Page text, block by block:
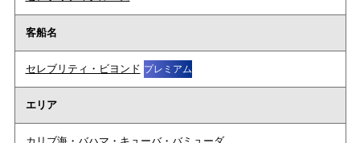
客船名
セレブリティ・ビヨンド プレミアム
エリア